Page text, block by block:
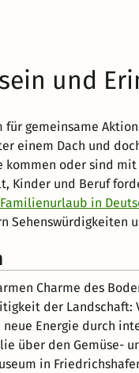
und
für gemeinsame
einem Dach und
kommen oder sind
Kinder und Beruf
Familienurlaub in
Sehenswürdigkeiten
Charme des
der Landschaft:
Energie durch
über den Gemüse-
in